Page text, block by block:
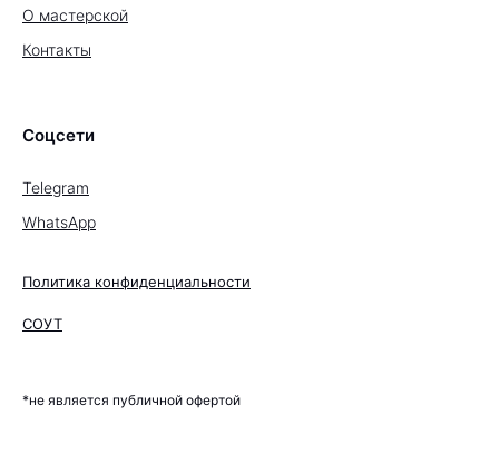
О мастерской
Контакты
Соцсети
Telegram
WhatsApp
Политика конфиденциальности
СОУТ
*не является публичной офертой